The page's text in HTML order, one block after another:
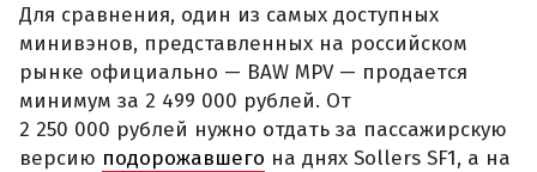
Для сравнения, один из самых доступных
минивэнов, представленных на российском
рынке официально — BAW MPV — продается
минимум за 2 499 000 рублей. От
2 250 000 рублей нужно отдать за пассажирскую
версию подорожавшего на днях Sollers SF1, а на